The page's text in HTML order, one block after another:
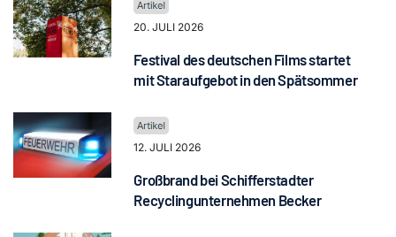
20. JULI 2026
Festival des deutschen Films startet
mit Staraufgebot in den Spätsommer
12. JULI 2026
Großbrand bei Schifferstadter
Recyclingunternehmen Becker